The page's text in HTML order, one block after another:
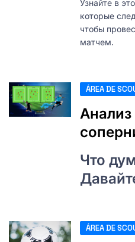
Узнайте в
которые
чтобы
матчем.
ÁREA DE
Что
ÁREA DE